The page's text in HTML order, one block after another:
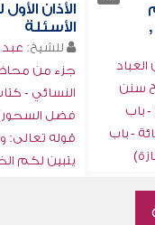
سنن
- باب
- باب
الأذان
الأسئلة
للشيخ: عبد
جزء من
النسائي -
فضل السحور)
قوله تعالى:
يتبين لكم